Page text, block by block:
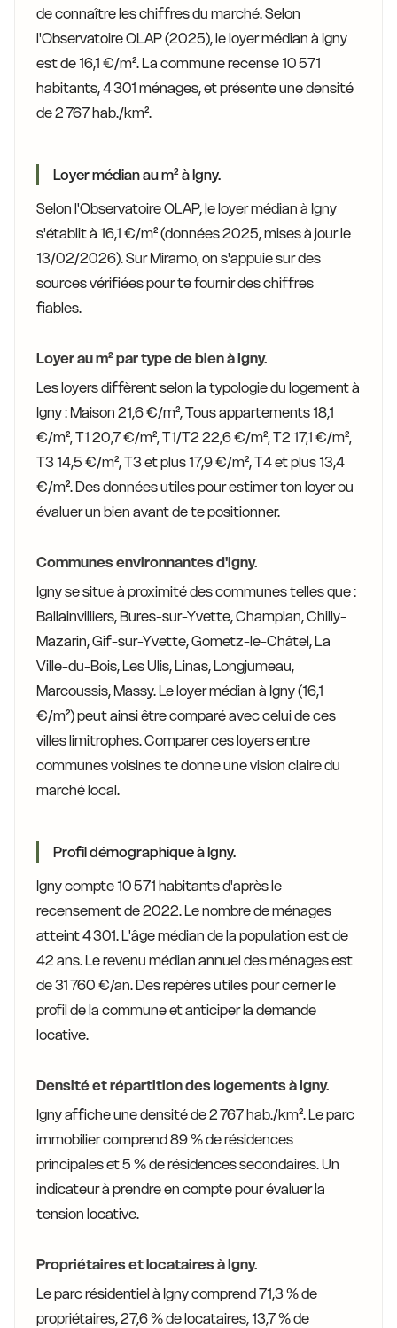
de connaître les chiffres du marché. Selon
l'Observatoire OLAP (2025), le loyer médian à Igny
est de 16,1 €/m². La commune recense 10 571
habitants, 4 301 ménages, et présente une densité
de 2 767 hab./km².
Loyer médian au m² à Igny.
Selon l'Observatoire OLAP, le loyer médian à Igny
s'établit à 16,1 €/m² (données 2025, mises à jour le
13/02/2026). Sur Miramo, on s'appuie sur des
sources vérifiées pour te fournir des chiffres
fiables.
Loyer au m² par type de bien à Igny.
Les loyers diffèrent selon la typologie du logement à
Igny : Maison 21,6 €/m², Tous appartements 18,1
€/m², T1 20,7 €/m², T1/T2 22,6 €/m², T2 17,1 €/m²,
T3 14,5 €/m², T3 et plus 17,9 €/m², T4 et plus 13,4
€/m². Des données utiles pour estimer ton loyer ou
évaluer un bien avant de te positionner.
Communes environnantes d'Igny.
Igny se situe à proximité des communes telles que :
Ballainvilliers, Bures-sur-Yvette, Champlan, Chilly-
Mazarin, Gif-sur-Yvette, Gometz-le-Châtel, La
Ville-du-Bois, Les Ulis, Linas, Longjumeau,
Marcoussis, Massy. Le loyer médian à Igny (16,1
€/m²) peut ainsi être comparé avec celui de ces
villes limitrophes. Comparer ces loyers entre
communes voisines te donne une vision claire du
marché local.
Profil démographique à Igny.
Igny compte 10 571 habitants d'après le
recensement de 2022. Le nombre de ménages
atteint 4 301. L'âge médian de la population est de
42 ans. Le revenu médian annuel des ménages est
de 31 760 €/an. Des repères utiles pour cerner le
profil de la commune et anticiper la demande
locative.
Densité et répartition des logements à Igny.
Igny affiche une densité de 2 767 hab./km². Le parc
immobilier comprend 89 % de résidences
principales et 5 % de résidences secondaires. Un
indicateur à prendre en compte pour évaluer la
tension locative.
Propriétaires et locataires à Igny.
Le parc résidentiel à Igny comprend 71,3 % de
propriétaires, 27,6 % de locataires, 13,7 % de